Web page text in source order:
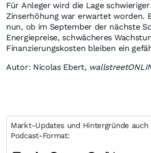
Für Anleger wird die Lage
Zinserhöhung war erwartet worden.
nun, ob im September der nächste
Energiepreise, schwächeres
Finanzierungskosten bleiben ein
Autor: Nicolas Ebert,
Markt-Updates und Hintergründe
Podcast-Format: